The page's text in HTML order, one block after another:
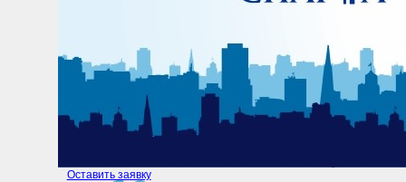
Оставить заявку